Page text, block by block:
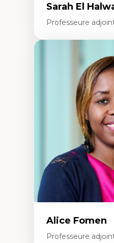
Sarah El
Professeure
Les apports
l'affect, du
dans l'éducation
L'apprentissage
perspective
L’insertion
enseignant.e.s
Alice Fomen
Professeure